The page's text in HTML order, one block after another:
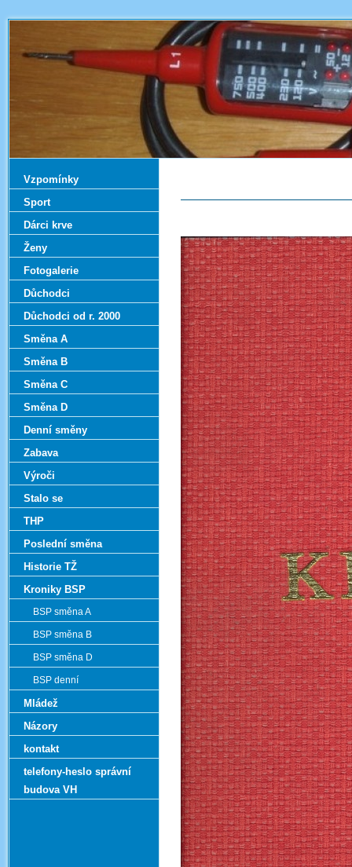
Vzpomínky
Sport
Dárci krve
Ženy
Fotogalerie
Důchodci
Důchodci od r. 2000
Směna A
Směna B
Směna C
Směna D
Denní směny
Zabava
Výroči
Stalo se
THP
Poslední směna
Historie TŽ
Kroniky BSP
BSP směna A
BSP směna B
BSP směna D
BSP denní
Mládež
Názory
kontakt
telefony-heslo správní
budova VH